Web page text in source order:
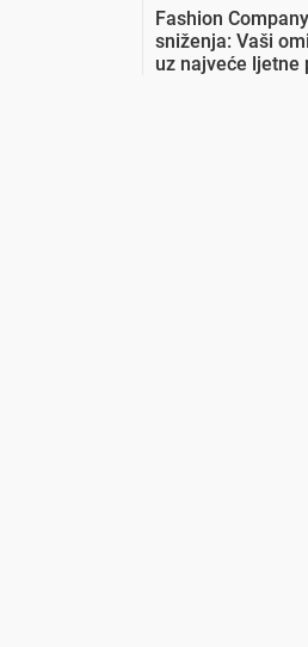
Fashion
sniženja: Vaši
uz najveće ljetne